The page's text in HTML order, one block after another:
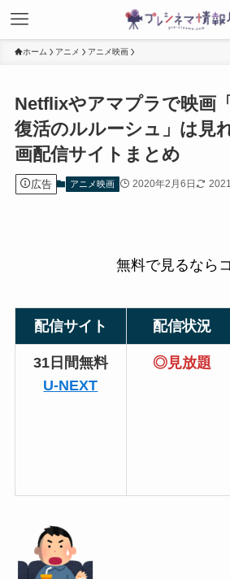
ホーム アニメ アニメ映画
Netflixやアマプラで映画
復活のルルーシュ」は見
画配信サイトまとめ
広告 アニメ映画 2020年2月6日
無料で見るなら
配信サイト 配信状況
31日間無料
U-NEXT
◎見放題